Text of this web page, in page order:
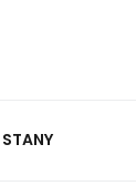
STANY